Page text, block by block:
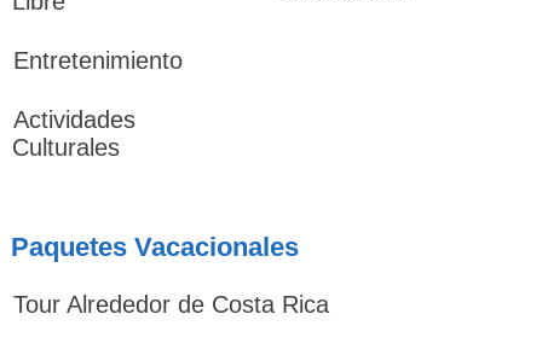
Entretenimiento
Actividades
Culturales
Paquetes Vacacionales
Tour Alrededor de Costa Rica